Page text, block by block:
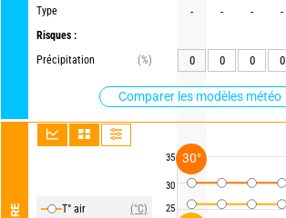
Type
Risques :
Précipitation
(%)
Comparer les modèles météo
T° air
(°C)
35
30
25
- - - -
0 0 0 0
30°